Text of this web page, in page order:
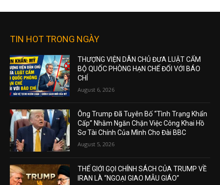
TIN HOT TRONG NGÀY
THƯỢNG VIỆN DÂN CHỦ ĐƯA LUẬT CẤM
BỘ QUỐC PHÒNG HẠN CHẾ ĐỐI VỚI BÁO
CHÍ
August 6, 2026
Ông Trump Đã Tuyên Bố “Tình Trạng Khẩn
Cấp” Nhằm Ngăn Chặn Việc Công Khai Hồ
Sơ Tài Chính Của Mình Cho Đài BBC
August 5, 2026
THẾ GIỚI GỌI CHÍNH SÁCH CỦA TRUMP VỀ
IRAN LÀ “NGOẠI GIAO MẪU GIÁO”